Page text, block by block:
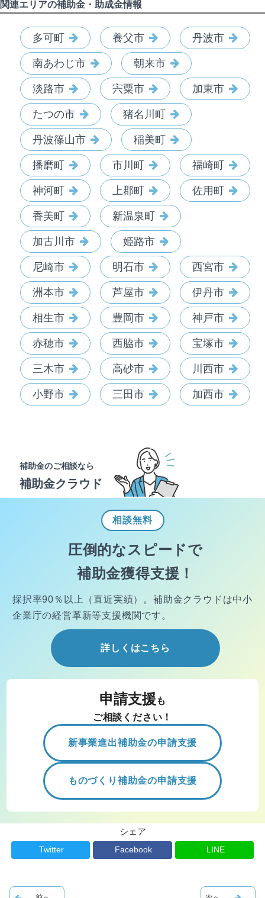
関連エリアの補助金・助成金情報
多可町 養父市 丹波市
南あわじ市 朝来市
淡路市 宍粟市 加東市
たつの市 猪名川町
丹波篠山市 稲美町
播磨町 市川町 福崎町
神河町 上郡町 佐用町
香美町 新温泉町
加古川市 姫路市
尼崎市 明石市 西宮市
洲本市 芦屋市 伊丹市
相生市 豊岡市 神戸市
赤穂市 西脇市 宝塚市
三木市 高砂市 川西市
小野市 三田市 加西市
補助金のご相談なら
補助金クラウド
相談無料
圧倒的なスピードで
補助金獲得支援！
採択率90％以上（直近実績）。 補助金クラウドは中小
企業庁の経営革新等支援機関です。
詳しくはこちら
申請支援 も
ご相談ください！
新事業進出補助金の申請支援
ものづくり補助金の申請支援
シェア
Twitter Facebook LINE